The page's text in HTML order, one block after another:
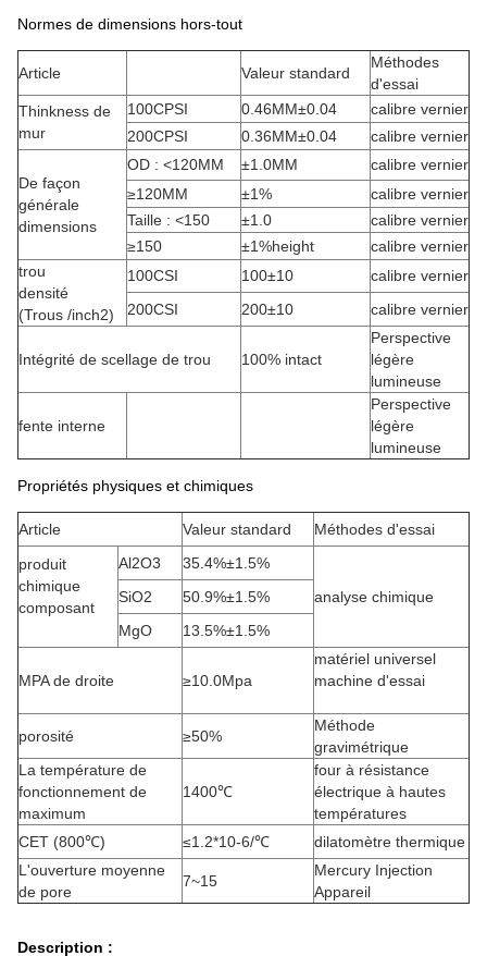
Normes de dimensions hors-tout
Article Valeur standard
Méthodes
d'essai
Thinkness de
mur
100CPSI 0.46MM±0.04
calibre vernier
200CPSI
0.36MM±0.04 calibre vernier
De façon
générale
dimensions
OD : <120MM ±1.0MM
calibre vernier
≥120MM
±1%
calibre vernier
Taille : <150
±1.0
calibre vernier
≥150
±1%height
calibre vernier
trou
densité
(Trous /inch2)
100CSI 100±10
calibre vernier
200CSI
200±10 calibre vernier
Intégrité de scellage de trou 100% intact
Perspective
légère
lumineuse
fente interne
Perspective
légère
lumineuse
Propriétés physiques et chimiques
Article Valeur standard
Méthodes d'essai
produit
chimique
composant
Al2O3
35.4%±1.5%
analyse chimique
SiO2
50.9%±1.5%
MgO
13.5%±1.5%
MPA de droite ≥10.0Mpa
matériel universel
machine d'essai
porosité ≥50%
Méthode
gravimétrique
La température de
fonctionnement de
maximum
1400℃
four à résistance
électrique à hautes
températures
CET (800℃)
≤1.2*10-6/℃
dilatomètre thermique
L'ouverture moyenne
de pore
7~15
Mercury Injection
Appareil
Description :